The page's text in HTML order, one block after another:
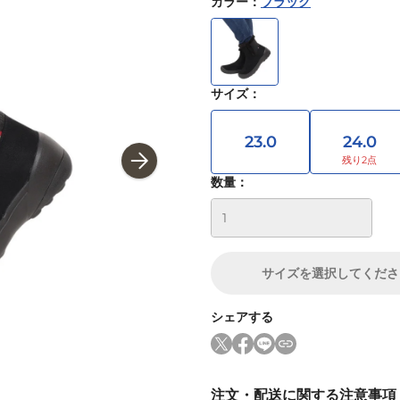
サイズ：
23.0 24.0
数量：
サイズを選択してくだ
シェアする
注文・配送に関する注意事項